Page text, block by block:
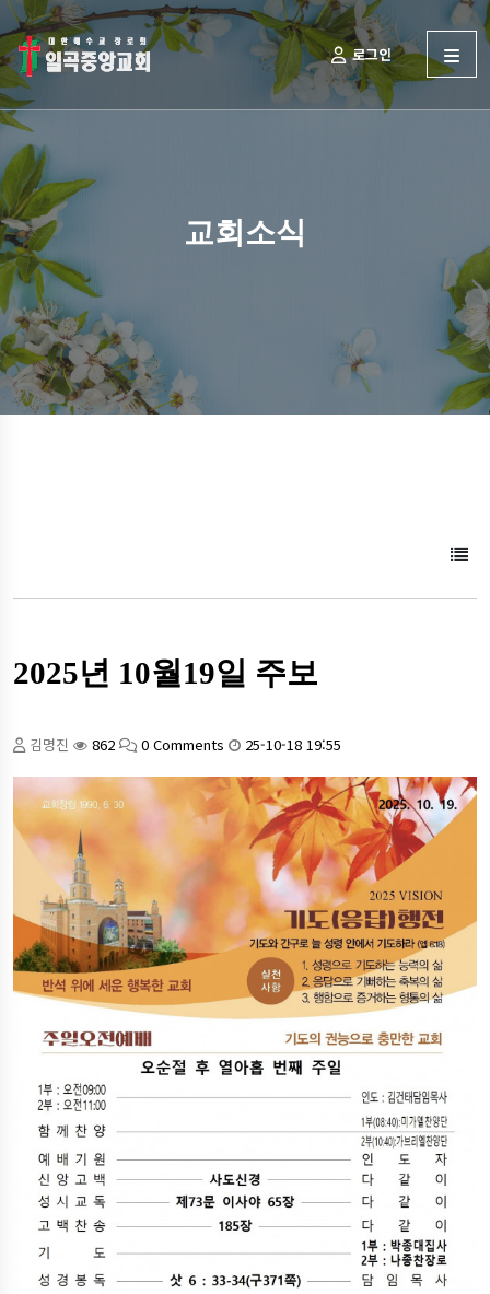
로그인
교회소식
2025년 10월19일 주보
김명진 862 0 Comments 25-10-18 19:55